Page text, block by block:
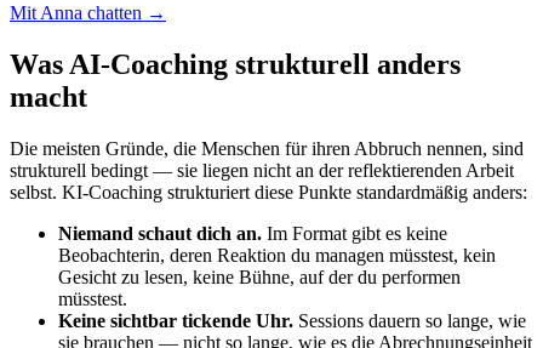
Mit Anna chatten →
Was AI-Coaching strukturell anders
macht
Die meisten Gründe, die Menschen für ihren Abbruch nennen, sind
strukturell bedingt — sie liegen nicht an der reflektierenden Arbeit
selbst. KI-Coaching strukturiert diese Punkte standardmäßig anders:
Niemand schaut dich an. Im Format gibt es keine
Beobachterin, deren Reaktion du managen müsstest, kein
Gesicht zu lesen, keine Bühne, auf der du performen
müsstest.
Keine sichtbar tickende Uhr. Sessions dauern so lange, wie
sie brauchen — nicht so lange, wie es die Abrechnungseinheit